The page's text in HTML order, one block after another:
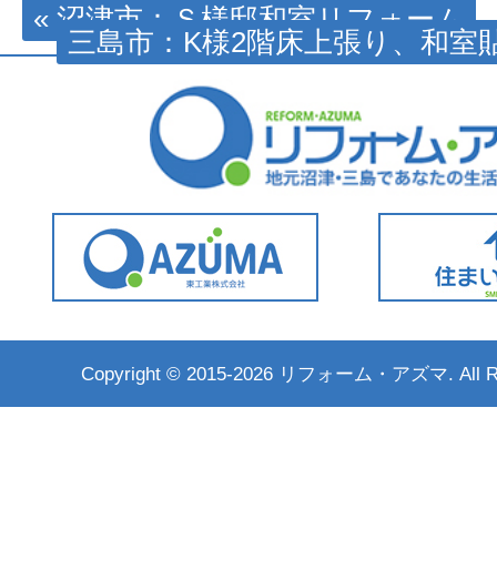
« 沼津市：Ｓ様邸和室リフォーム
三島市：K様2階床上張り、和室
Copyright © 2015-2026 リフォーム・アズマ. All